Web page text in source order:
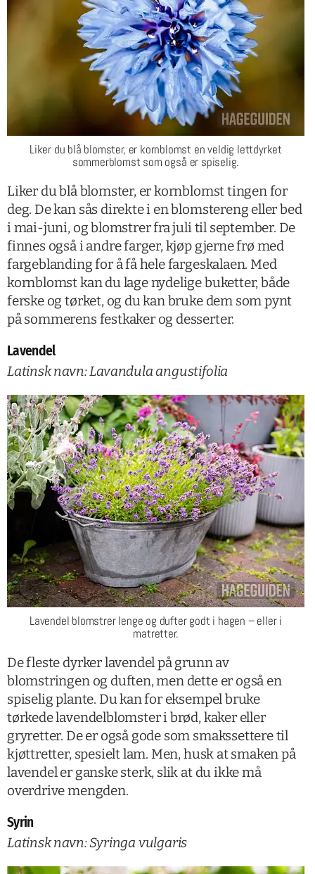
Liker du blå blomster, er kornblomst en veldig lettdyrket
sommerblomst som også er spiselig.
Liker du blå blomster, er kornblomst tingen for
deg. De kan sås direkte i en blomstereng eller bed
i mai-juni, og blomstrer fra juli til september. De
finnes også i andre farger, kjøp gjerne frø med
fargeblanding for å få hele fargeskalaen. Med
kornblomst kan du lage nydelige buketter, både
ferske og tørket, og du kan bruke dem som pynt
på sommerens festkaker og desserter.
Lavendel
Latinsk navn: Lavandula angustifolia
Lavendel blomstrer lenge og dufter godt i hagen – eller i
matretter.
De fleste dyrker lavendel på grunn av
blomstringen og duften, men dette er også en
spiselig plante. Du kan for eksempel bruke
tørkede lavendelblomster i brød, kaker eller
gryretter. De er også gode som smakssettere til
kjøttretter, spesielt lam. Men, husk at smaken på
lavendel er ganske sterk, slik at du ikke må
overdrive mengden.
Syrin
Latinsk navn: Syringa vulgaris